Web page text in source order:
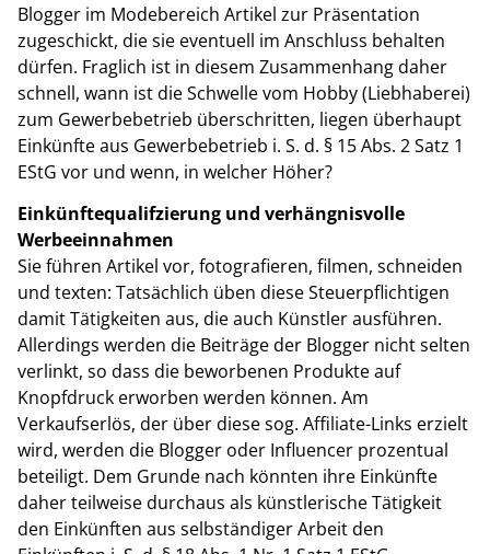
Blogger im Modebereich Artikel zur Präsentation
zugeschickt, die sie eventuell im Anschluss behalten
dürfen. Fraglich ist in diesem Zusammenhang daher
schnell, wann ist die Schwelle vom Hobby (Liebhaberei)
zum Gewerbebetrieb überschritten, liegen überhaupt
Einkünfte aus Gewerbebetrieb i. S. d. § 15 Abs. 2 Satz 1
EStG vor und wenn, in welcher Höher?
Einkünftequalifzierung und verhängnisvolle
Werbeeinnahmen
Sie führen Artikel vor, fotografieren, filmen, schneiden
und texten: Tatsächlich üben diese Steuerpflichtigen
damit Tätigkeiten aus, die auch Künstler ausführen.
Allerdings werden die Beiträge der Blogger nicht selten
verlinkt, so dass die beworbenen Produkte auf
Knopfdruck erworben werden können. Am
Verkaufserlös, der über diese sog. Affiliate-Links erzielt
wird, werden die Blogger oder Influencer prozentual
beteiligt. Dem Grunde nach könnten ihre Einkünfte
daher teilweise durchaus als künstlerische Tätigkeit
den Einkünften aus selbständiger Arbeit den